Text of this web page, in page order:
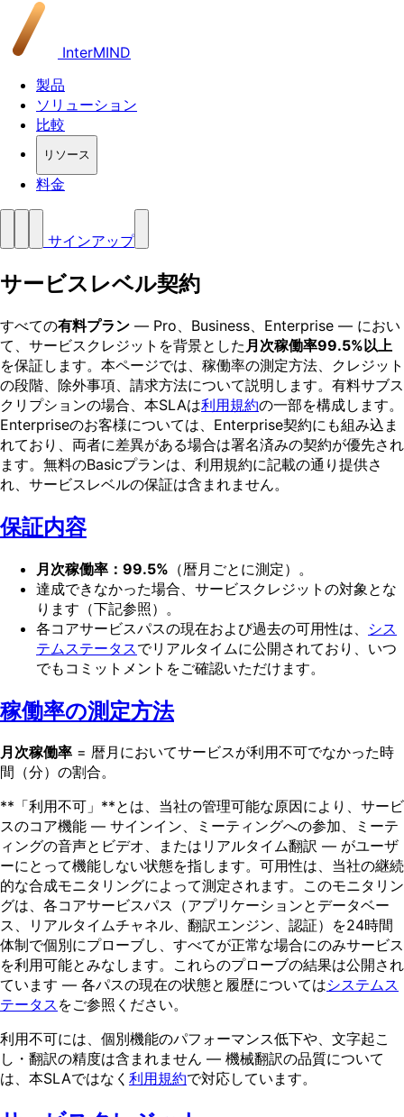
InterMIND
製品
ソリューション
比較
リソース
料金
サインアップ
サービスレベル契約
すべての有料プラン — Pro、Business、Enterprise — におい
て、サービスクレジットを背景とした 月次稼働率99.5%以上
を保証します。本ページでは、稼働率の測定方法、クレジット
の段階、除外事項、請求方法について説明します。有料サブス
クリプションの場合、本SLAは利用規約の一部を構成します。
Enterpriseのお客様については、Enterprise契約にも組み込ま
れており、両者に差異がある場合は署名済みの契約が優先され
ます。無料のBasicプランは、利用規約に記載の通り提供さ
れ、サービスレベルの保証は含まれません。
保証内容
月次稼働率：99.5% （暦月ごとに測定）。
達成できなかった場合、サービスクレジットの対象とな
ります（下記参照）。
各コアサービスパスの現在および過去の可用性は、 シス
テムステータスでリアルタイムに公開されており、いつ
でもコミットメントをご確認いただけます。
稼働率の測定方法
月次稼働率 = 暦月においてサービスが利用不可でなかった時
間（分）の割合。
**「利用不可」**とは、当社の管理可能な原因により、サービ
スのコア機能 — サインイン、ミーティングへの参加、ミーテ
ィングの音声とビデオ、またはリアルタイム翻訳 — がユーザ
ーにとって機能しない状態を指します。可用性は、当社の継続
的な合成モニタリングによって測定されます。このモニタリン
グは、各コアサービスパス（アプリケーションとデータベー
ス、リアルタイムチャネル、翻訳エンジン、認証）を24時間
体制で個別にプローブし、すべてが正常な場合にのみサービス
を利用可能とみなします。これらのプローブの結果は公開され
ています — 各パスの現在の状態と履歴についてはシステムス
テータス をご参照ください。
利用不可には、個別機能のパフォーマンス低下や、文字起こ
し・翻訳の精度は含まれません — 機械翻訳の品質について
は、本SLAではなく 利用規約で対応しています。